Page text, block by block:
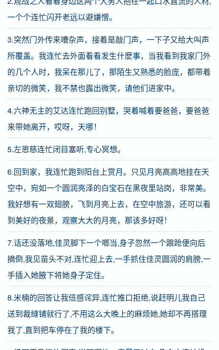
一个个连忙闪开老远以避嫌憎。
3.突然门外传来嘈杂声，接着是敲门声，一下子又给大叫声
所覆盖。我连忙去外面看看发生什麽事，当我看到我家门外
的几个人时，我呆在那儿了，那陌生又熟悉的脸庞，都带着
亲切的微笑，我不禁也露出微笑，请他们进家中。
4.六神无主的艾达连忙跑回别墅，哭着喊着要爸爸，要爸爸
来带她离开，哎呀，天哪！
5.左恩慈连忙闭目塞听,专心冥想。
6.回到家，我连忙跑到阳台上赏月。只见月亮高高地挂在天
空中，宛如一个圆润亮泽的白宝石在黑夜里站岗，非常美。
我好想有一双翅膀，飞到月亮上去，在空中旅游，还可以看
到美好的夜景，观察大大的月亮，那该多好呀！
7.话还没落地,佳灵脚下一个啷当,身子忽然一个踉跄便向后
摘倒,我见苗头不对,连忙迎上去,一手抓住佳灵圆润的肩膀,一
手插入她腋下将她身子定住。
8.米楠的回答让我倍感诧异,连忙推口拒绝,说赶明儿我自己
送到裁缝铺就行了,不用这么大晚上的麻烦她,她却不再搭理
我了,直到把车停在了我的楼下。